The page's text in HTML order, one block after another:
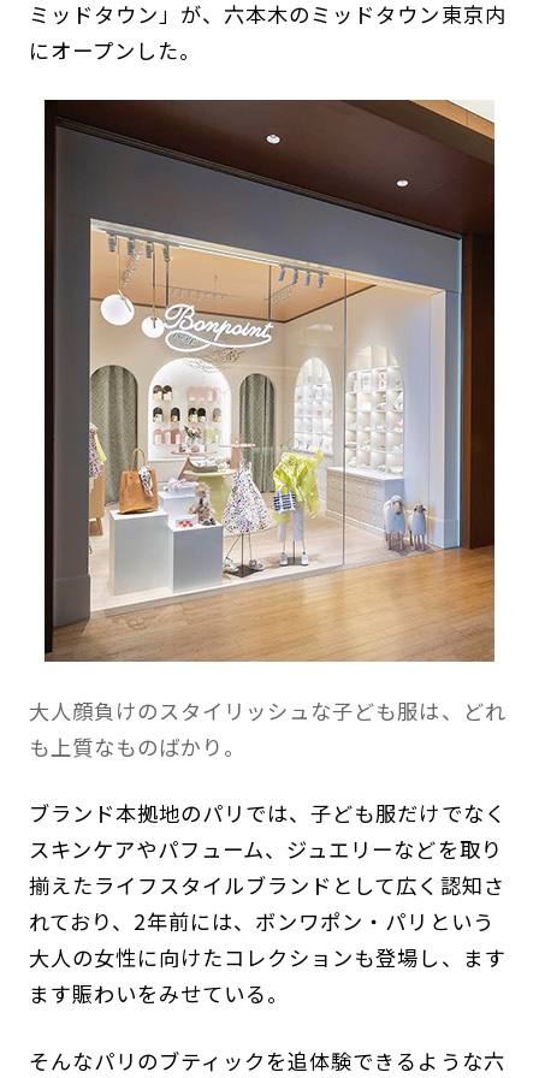
ミッドタウン」が、六本木のミッドタウン東京内
にオープンした。
大人顔負けのスタイリッシュな子ども服は、どれ
も上質なものばかり。
ブランド本拠地のパリでは、子ども服だけでなく
スキンケアやパフューム、ジュエリーなどを取り
揃えたライフスタイルブランドとして広く認知さ
れており、2年前には、ボンワポン・パリという
大人の女性に向けたコレクションも登場し、ます
ます賑わいをみせている。
そんなパリのブティックを追体験できるような六